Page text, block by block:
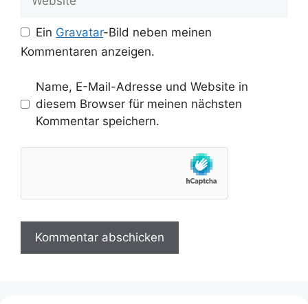
Ein Gravatar-Bild neben meinen
Kommentaren anzeigen.
Name, E-Mail-Adresse und Website in
diesem Browser für meinen nächsten
Kommentar speichern.